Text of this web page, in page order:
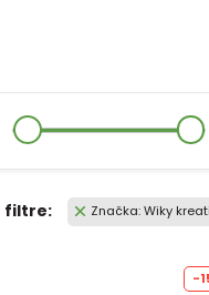
filtre: Značka: Wiky
-